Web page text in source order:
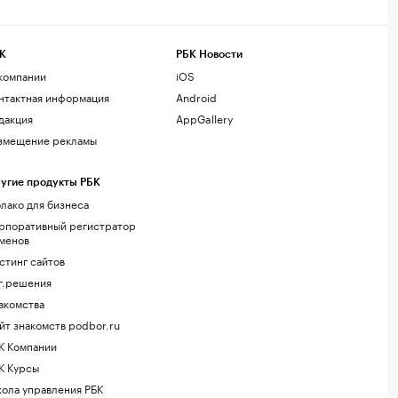
информация
рекламы
продукты РБК
для бизнеса
регистратор
сайтов
знакомств podbor.ru
Компании
Курсы
управления РБК
РБК Новости
iOS
Android
AppGallery